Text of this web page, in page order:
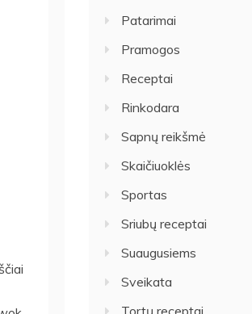
Patarimai
Pramogos
Receptai
Rinkodara
Sapnų reikšmė
Skaičiuoklės
Sportas
Sriubų receptai
Suaugusiems
Sveikata
Tortų receptai